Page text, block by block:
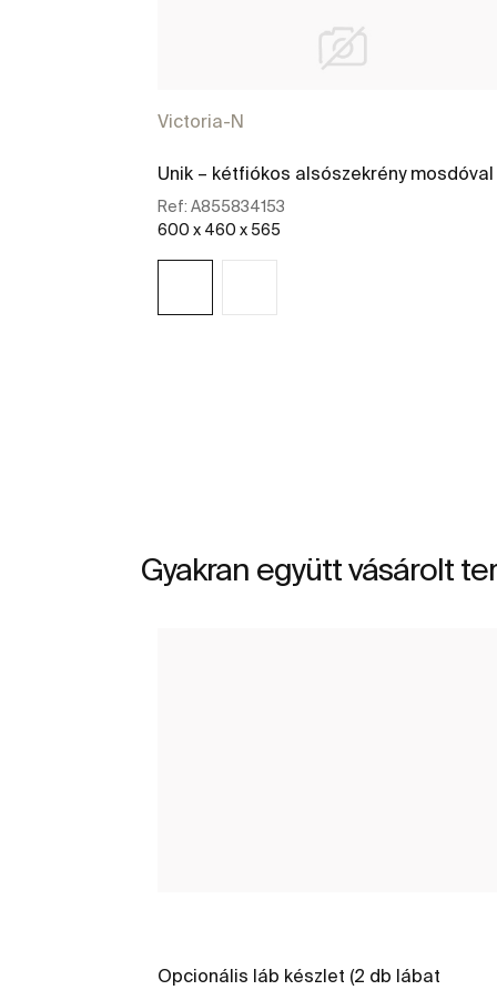
Victoria-N
Unik – kétfiókos alsószekrény mosdóval
Ref: A855834153
600 x 460 x 565
Gyakran együtt vásárolt
Opcionális láb készlet (2 db lábat